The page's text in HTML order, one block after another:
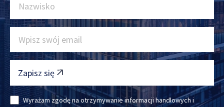
Wyrażam zgodę na otrzymywanie informacji handlowych i
Zapisz się